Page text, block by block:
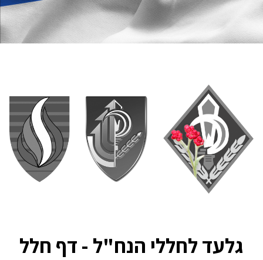
גלעד לחללי הנח"ל - דף חלל